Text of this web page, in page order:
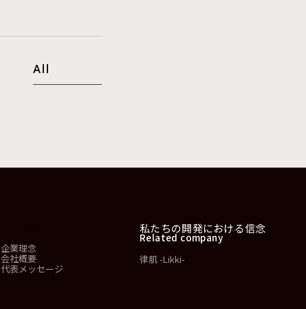
All
企業理念
会社概要
代表メッセージ
私たちの開発における信念
Related company
律肌 -Likki-